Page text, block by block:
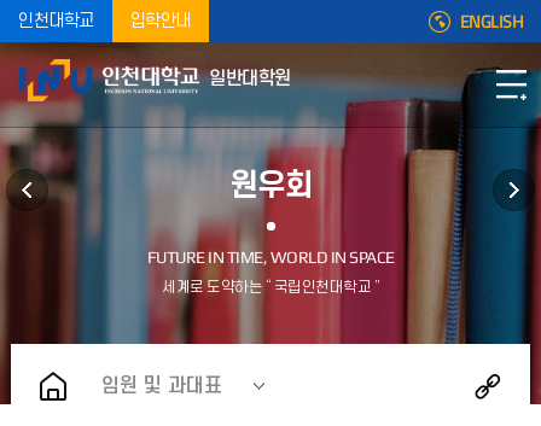
인천대학교 입학안내 ENGLISH
일반대학원
원우회
임원 및 과대표